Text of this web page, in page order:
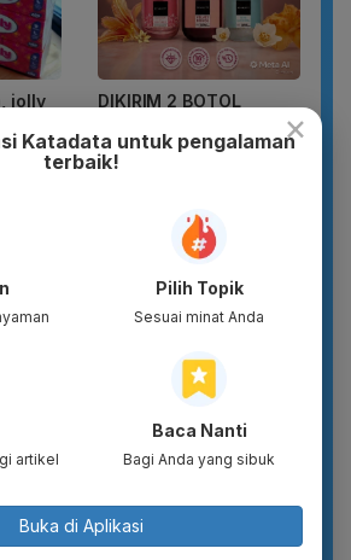
jolly
DIKIRIM 2 BOTOL
PARFUM WANITA
PARFUM PRIA WANGI
New 2026 Pamelo.id
Setelan Anak 17
Agustus Dirgahayu 81
×
Katadata untuk pengalaman
terbaik!
Pilih Topik
Sesuai minat Anda
artikel
Baca Nanti
Bagi Anda yang sibuk
Buka di Aplikasi